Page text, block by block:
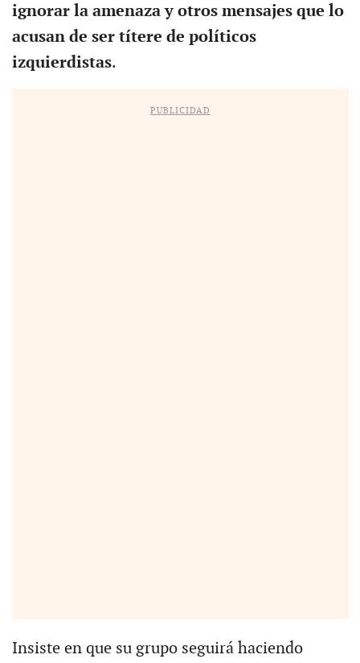
ignorar la amenaza y otros mensajes que lo
acusan de ser títere de políticos
izquierdistas.
PUBLICIDAD
Insiste en que su grupo seguirá haciendo